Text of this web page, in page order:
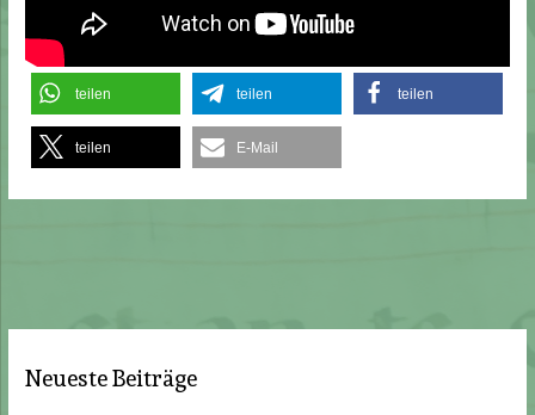
teilen teilen teilen
teilen E-Mail
Neueste Beiträge